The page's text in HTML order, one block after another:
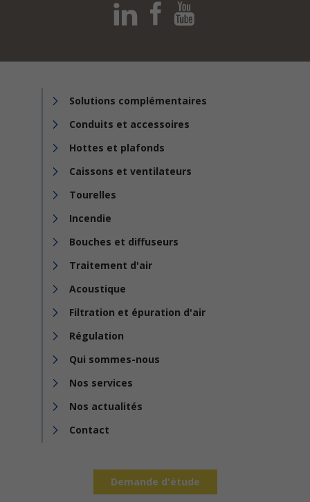
Solutions complémentaires
Conduits et accessoires
Hottes et plafonds
Caissons et ventilateurs
Tourelles
Incendie
Bouches et diffuseurs
Traitement d'air
Acoustique
Filtration et épuration d'air
Régulation
Qui sommes-nous
Nos services
Nos actualités
Contact
Demande d'étude